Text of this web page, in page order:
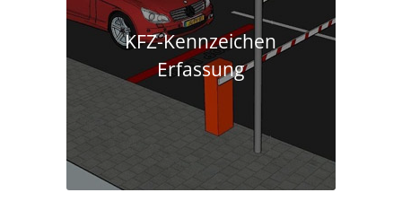
KFZ-Kennzeichen
Erfassung